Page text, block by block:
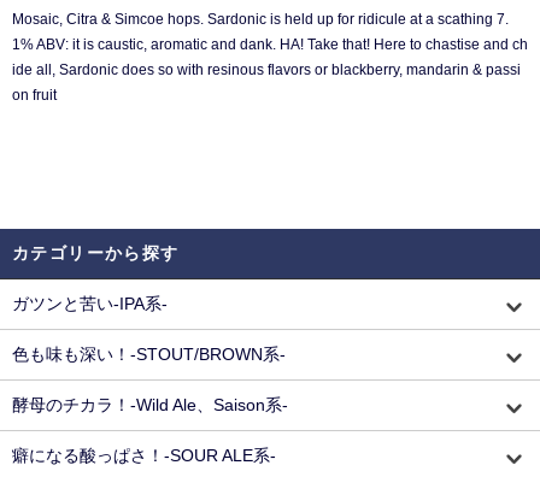
Mosaic, Citra & Simcoe hops. Sardonic is held up for ridicule at a scathing 7.
1% ABV: it is caustic, aromatic and dank. HA! Take that! Here to chastise and ch
ide all, Sardonic does so with resinous flavors or blackberry, mandarin & passi
on fruit
カテゴリーから探す
ガツンと苦い-IPA系-
色も味も深い！-STOUT/BROWN系-
酵母のチカラ！-Wild Ale、Saison系-
癖になる酸っぱさ！-SOUR ALE系-